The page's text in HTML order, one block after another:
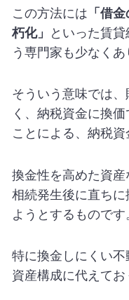
この方法には 「借
朽化」
といった賃
う専門家も少なくあ
そういう意味では
く、納税資金に換
ことによる、納税資
換金性を高めた資産
相続発生後に直ち
ようとするものです
特に換金しにくい
資産構成に代えてお